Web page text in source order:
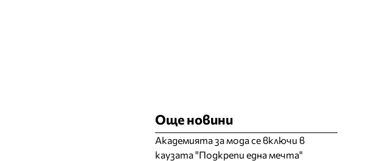
Още новини
Академията за мода се включи в
каузата "Подкрепи една мечта"